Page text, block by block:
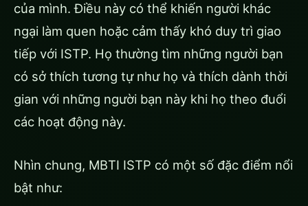
của mình. Điều này có thể khiến người khác
ngại làm quen hoặc cảm thấy khó duy trì giao
tiếp với ISTP. Họ thường tìm những người bạn
có sở thích tương tự như họ và thích dành thời
gian với những người bạn này khi họ theo đuổi
các hoạt động này.
Nhìn chung, MBTI ISTP có một số đặc điểm nổi
bật như: